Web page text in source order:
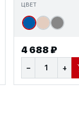
ЦВЕТ
4 688 ₽
− +